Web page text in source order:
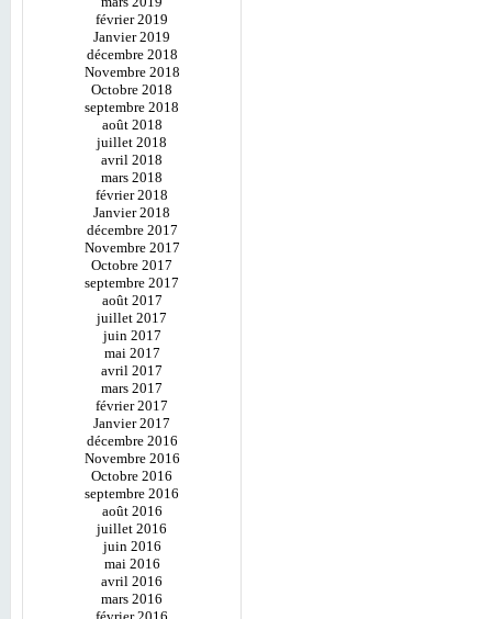
février 2019
Janvier 2019
décembre 2018
Novembre 2018
Octobre 2018
septembre 2018
août 2018
juillet 2018
avril 2018
mars 2018
février 2018
Janvier 2018
décembre 2017
Novembre 2017
Octobre 2017
septembre 2017
août 2017
juillet 2017
juin 2017
mai 2017
avril 2017
mars 2017
février 2017
Janvier 2017
décembre 2016
Novembre 2016
Octobre 2016
septembre 2016
août 2016
juillet 2016
juin 2016
mai 2016
avril 2016
mars 2016